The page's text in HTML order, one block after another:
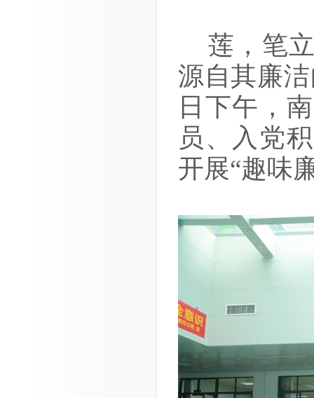
莲，笔
源自其廉
日下午，
员、入党
开展“趣味